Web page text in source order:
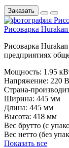
Заказать
Рисоварка
Рисоварка
предприятиях
Мощность: 1.95
Напряжение: 220 В
Страна-
Ширина: 445 мм
Длина: 445 мм
Высота: 418 мм
Вес брутто (с
Вес нетто (без
Показать все